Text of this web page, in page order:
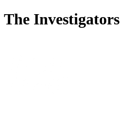
The Investigators